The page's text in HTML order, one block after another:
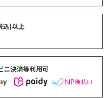
込)以上
ニ決済等利用可